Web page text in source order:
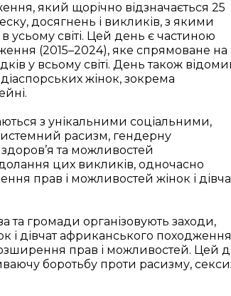
який щорічно відзначається 25
досягнень і викликів, з якими
усьому світі. Цей день є частиною
(2015–2024), яке спрямоване на
у всьому світі. День також
жінок, зокрема
з унікальними соціальними,
расизм, гендерну
та можливостей
цих викликів, одночасно
прав і можливостей жінок і
та громади організовують заходи,
і дівчат африканського
прав і можливостей. Цей
боротьбу проти расизму,